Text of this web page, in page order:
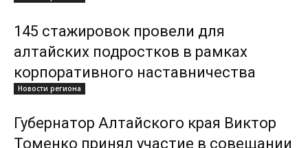
145 стажировок провели для
алтайских подростков в рамках
корпоративного наставничества
Новости региона
Губернатор Алтайского края Виктор
Томенко принял участие в совещании